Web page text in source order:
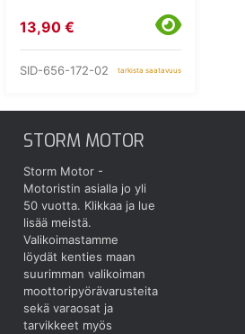
13,90 €
SID-656-172-02 tarkista saatavuus
STORM MOTOR
Storm Motor -
Motoristin asialla jo yli
50 vuotta. Klikkaa ja lue
lisää meistä.
Valikoimastamme
löydät kenties maan
suurimman valikoiman
moottoripyörävarusteita
sekä varaosat ja
tarvikkeet myös